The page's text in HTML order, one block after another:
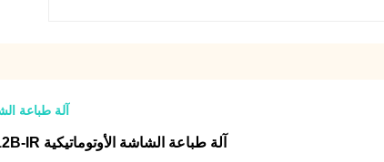
آلة طباعة
آلة طباعة الشاشة الأوتوماتيكية SF-SR12B-IR مع تجفيف بالأشعة تحت الحمراء